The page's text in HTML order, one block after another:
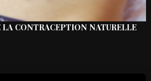
LA CONTRACEPTION NATURELLE